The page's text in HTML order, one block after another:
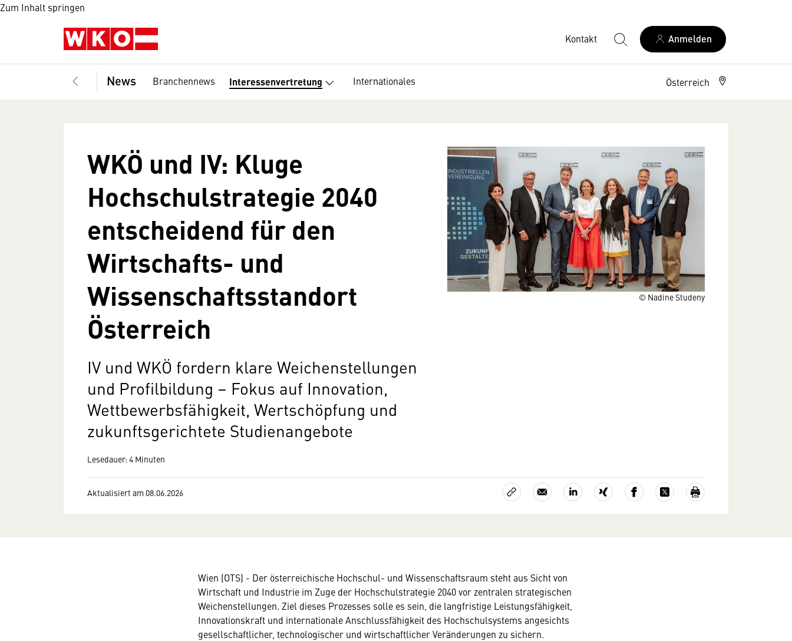
Zum Inhalt springen
Kontakt Anmelden
News Branchennews Interessenvertretung Internationales Österreich
© Nadine Studeny
WKÖ und IV: Kluge
Hochschulstrategie 2040
entscheidend für den
Wirtschafts- und
Wissenschaftsstandort
Österreich
IV und WKÖ fordern klare Weichenstellungen
und Profilbildung – Fokus auf Innovation,
Wettbewerbsfähigkeit, Wertschöpfung und
zukunftsgerichtete Studienangebote
Lesedauer: 4 Minuten
Aktualisiert am 08.06.2026
Wien (OTS) - Der österreichische Hochschul- und Wissenschaftsraum steht aus Sicht von
Wirtschaft und Industrie im Zuge der Hochschulstrategie 2040 vor zentralen strategischen
Weichenstellungen. Ziel dieses Prozesses solle es sein, die langfristige Leistungsfähigkeit,
Innovationskraft und internationale Anschlussfähigkeit des Hochschulsystems angesichts
gesellschaftlicher, technologischer und wirtschaftlicher Veränderungen zu sichern.